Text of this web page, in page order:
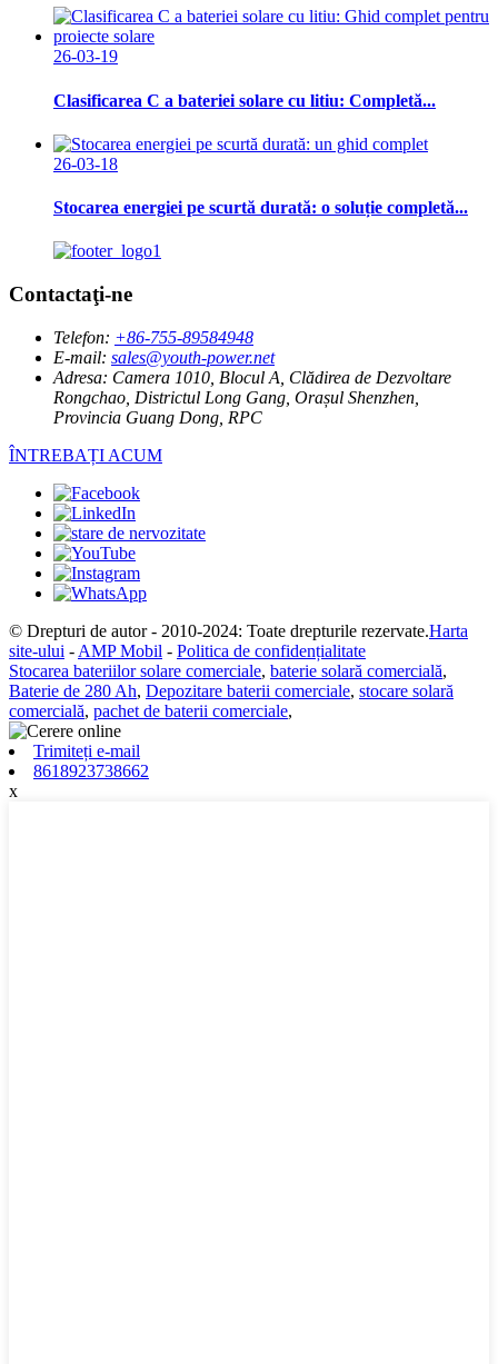
26-03-19
Clasificarea C a bateriei solare cu litiu: Completă...
26-03-18
Stocarea energiei pe scurtă durată: o soluție completă...
Contactaţi-ne
Telefon: +86-755-89584948
E-mail: sales@youth-power.net
Adresa: Camera 1010, Blocul A, Clădirea de Dezvoltare
Rongchao, Districtul Long Gang, Orașul Shenzhen,
Provincia Guang Dong, RPC
ÎNTREBAȚI ACUM
© Drepturi de autor - 2010-2024: Toate drepturile rezervate.Harta
site-ului - AMP Mobil - Politica de confidențialitate
Stocarea bateriilor solare comerciale, baterie solară comercială,
Baterie de 280 Ah, Depozitare baterii comerciale, stocare solară
comercială, pachet de baterii comerciale,
Trimiteți e-mail
8618923738662
x